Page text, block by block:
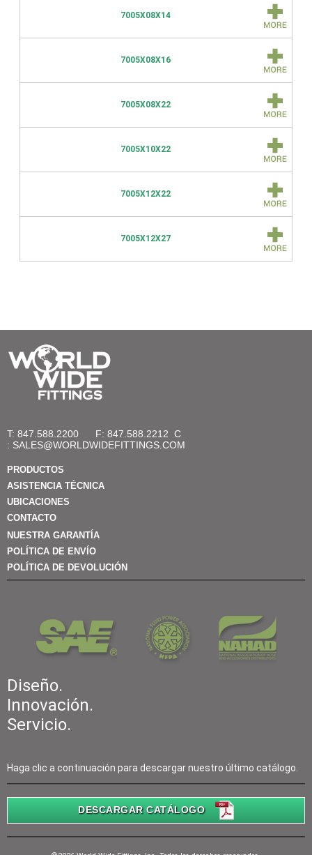
7005X08X14
7005X08X16
7005X08X22
7005X10X22
7005X12X22
7005X12X27
T: 847.588.2200 F: 847.588.2212 C
: SALES@WORLDWIDEFITTINGS.COM
PRODUCTOS
ASISTENCIA TÉCNICA
UBICACIONES
CONTACTO
NUESTRA GARANTÍA
POLÍTICA DE ENVÍO
POLÍTICA DE DEVOLUCIÓN
Diseño.
Innovación.
Servicio.
Haga clic a continuación para descargar nuestro último catálogo.
DESCARGAR CATÁLOGO